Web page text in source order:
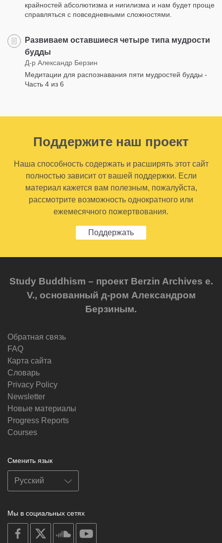
крайностей абсолютизма и нигилизма и нам будет проще
справляться с повседневными сложностями.
Развиваем оставшиеся четыре типа мудрости
будды
Д-р Александр Берзин
Медитации для распознавания пяти мудростей будды -
Часть 4 из 6
Поддержите наш проект
Наша способность содержать и расширять этот сайт
полностью зависит от вашей поддержки. Если
материал кажется вам полезным, пожалуйста,
рассмотрите возможность однократного или
ежемесячного пожертвования.
Поддержать
Study Buddhism – проект Berzin Archives e.
V., основанный д-ром Александром
Берзиным.
Обратная связь
FAQ
Карта сайта
Словарь
Privacy Policy
Newsletter
Новые материалы
Progress Reports
Courses
Сменить язык
Мы в социальных сетях
on
facebook
soundcloud